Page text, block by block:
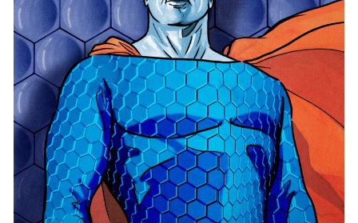
Samsung
opatentował
“grafenowe
kulki”